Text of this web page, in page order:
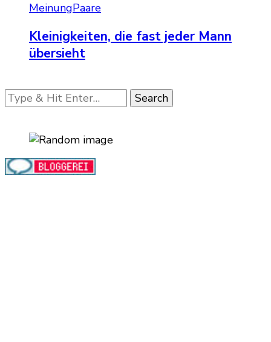
MeinungPaare
Kleinigkeiten, die fast jeder Mann
übersieht
Looking
for